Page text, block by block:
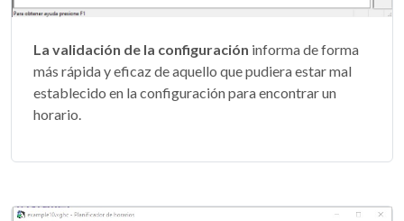
La validación de la configuración informa de forma
más rápida y eficaz de aquello que pudiera estar mal
establecido en la configuración para encontrar un
horario.